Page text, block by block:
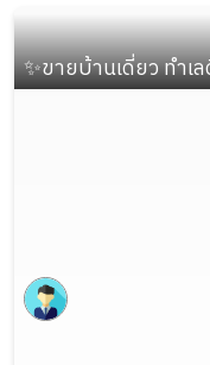
✨ขายบ้านเดี่ยว ทำ